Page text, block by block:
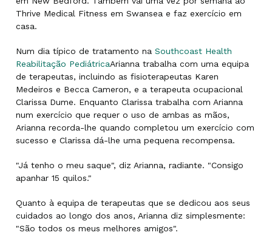
Thrive Medical Fitness em Swansea e faz exercício em
casa.
Num dia típico de tratamento na Southcoast Health
Reabilitação PediátricaArianna trabalha com uma equipa
de terapeutas, incluindo as fisioterapeutas Karen
Medeiros e Becca Cameron, e a terapeuta ocupacional
Clarissa Dume. Enquanto Clarissa trabalha com Arianna
num exercício que requer o uso de ambas as mãos,
Arianna recorda-lhe quando completou um exercício com
sucesso e Clarissa dá-lhe uma pequena recompensa.
"Já tenho o meu saque", diz Arianna, radiante. "Consigo
apanhar 15 quilos."
Quanto à equipa de terapeutas que se dedicou aos seus
cuidados ao longo dos anos, Arianna diz simplesmente:
"São todos os meus melhores amigos".